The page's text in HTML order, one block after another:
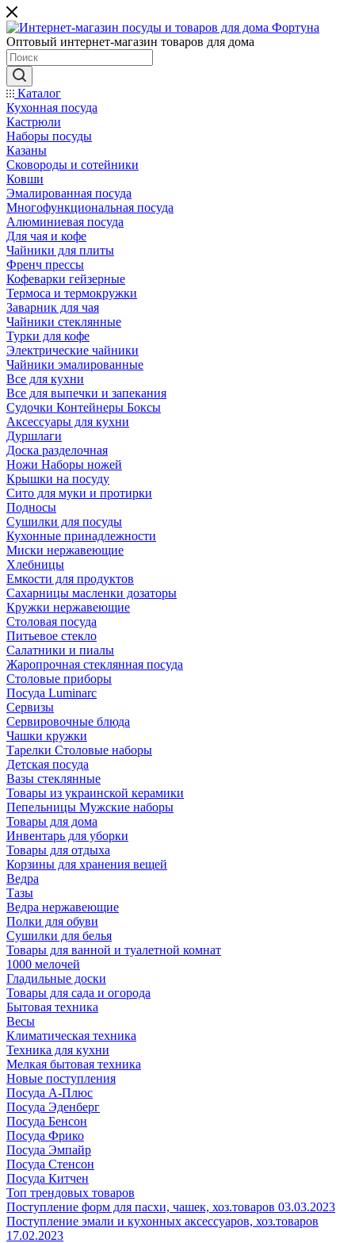
Оптовый интернет-магазин товаров для дома
Каталог
Кухонная посуда
Кастрюли
Наборы посуды
Казаны
Сковороды и сотейники
Ковши
Эмалированная посуда
Многофункциональная посуда
Алюминиевая посуда
Для чая и кофе
Чайники для плиты
Френч прессы
Кофеварки гейзерные
Термоса и термокружки
Заварник для чая
Чайники стеклянные
Турки для кофе
Электрические чайники
Чайники эмалированные
Все для кухни
Все для выпечки и запекания
Судочки Контейнеры Боксы
Аксессуары для кухни
Дуршлаги
Доска разделочная
Ножи Наборы ножей
Крышки на посуду
Сито для муки и протирки
Подносы
Сушилки для посуды
Кухонные принадлежности
Миски нержавеющие
Хлебницы
Емкости для продуктов
Сахарницы масленки дозаторы
Кружки нержавеющие
Столовая посуда
Питьевое стекло
Салатники и пиалы
Жаропрочная стеклянная посуда
Столовые приборы
Посуда Luminarс
Сервизы
Сервировочные блюда
Чашки кружки
Тарелки Столовые наборы
Детская посуда
Вазы стеклянные
Товары из украинской керамики
Пепельницы Мужские наборы
Товары для дома
Инвентарь для уборки
Товары для отдыха
Корзины для хранения вещей
Ведра
Тазы
Ведра нержавеющие
Полки для обуви
Сушилки для белья
Товары для ванной и туалетной комнат
1000 мелочей
Гладильные доски
Товары для сада и огорода
Бытовая техника
Весы
Климатическая техника
Техника для кухни
Мелкая бытовая техника
Новые поступления
Посуда А-Плюс
Посуда Эденберг
Посуда Бенсон
Посуда Фрико
Посуда Эмпайр
Посуда Стенсон
Посуда Китчен
Топ трендовых товаров
Поступление форм для пасхи, чашек, хоз.товаров 03.03.2023
Поступление эмали и кухонных аксессуаров, хоз.товаров
17.02.2023